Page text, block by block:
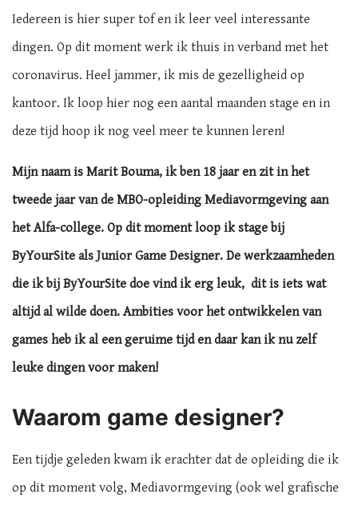
Iedereen is hier super tof en ik leer veel interessante
dingen. Op dit moment werk ik thuis in verband met het
coronavirus. Heel jammer, ik mis de gezelligheid op
kantoor. Ik loop hier nog een aantal maanden stage en in
deze tijd hoop ik nog veel meer te kunnen leren!
Mijn naam is Marit Bouma, ik ben 18 jaar en zit in het
tweede jaar van de MBO-opleiding Mediavormgeving aan
het Alfa-college. Op dit moment loop ik stage bij
ByYourSite als Junior Game Designer. De werkzaamheden
die ik bij ByYourSite doe vind ik erg leuk, dit is iets wat
altijd al wilde doen. Ambities voor het ontwikkelen van
games heb ik al een geruime tijd en daar kan ik nu zelf
leuke dingen voor maken!
Waarom game designer?
Een tijdje geleden kwam ik erachter dat de opleiding die ik
op dit moment volg, Mediavormgeving (ook wel grafische